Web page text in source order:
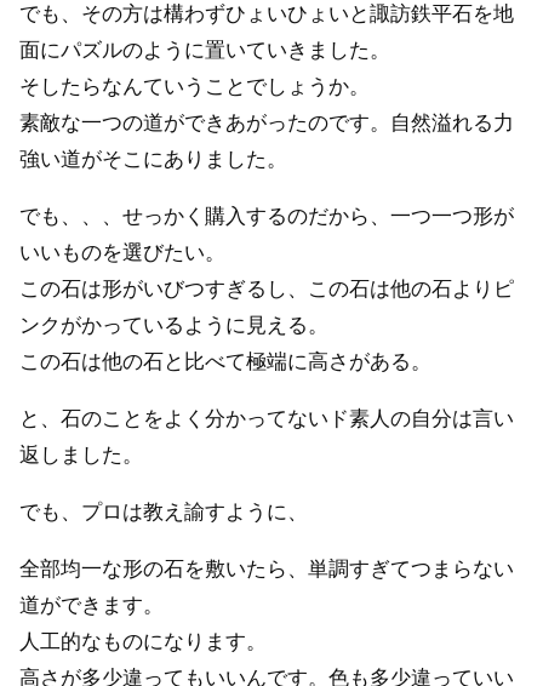
でも、その方は構わずひょいひょいと諏訪鉄平石を地
面にパズルのように置いていきました。
そしたらなんていうことでしょうか。
素敵な一つの道ができあがったのです。自然溢れる力
強い道がそこにありました。
でも、、、せっかく購入するのだから、一つ一つ形が
いいものを選びたい。
この石は形がいびつすぎるし、この石は他の石よりピ
ンクがかっているように見える。
この石は他の石と比べて極端に高さがある。
と、石のことをよく分かってないド素人の自分は言い
返しました。
でも、プロは教え諭すように、
全部均一な形の石を敷いたら、単調すぎてつまらない
道ができます。
人工的なものになります。
高さが多少違ってもいいんです。色も多少違っていい